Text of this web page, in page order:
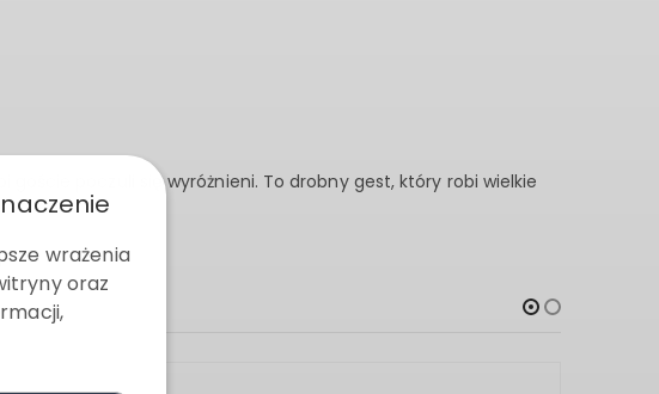
goście poczuli się wyróżnieni. To drobny gest, który robi wielkie
wrażenia
oraz